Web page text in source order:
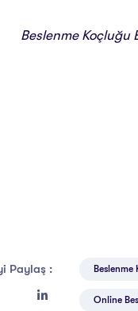
Beslenme Koçluğu
Paylaş :
Online